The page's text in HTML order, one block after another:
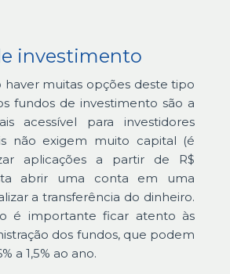
investimento
haver muitas opções deste tipo
fundos de investimento são a
acessível para investidores
não exigem muito capital (é
aplicações a partir de R$
abrir uma conta em uma
a transferência do dinheiro.
é importante ficar atento às
dos fundos, que podem
a 1,5% ao ano.